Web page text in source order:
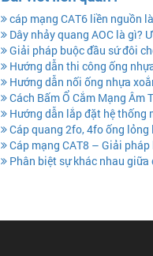
cáp mạng CAT6 liền nguồn
Dây nhảy quang AOC là gì?
Giải pháp buộc đầu sứ đôi
Hướng dẫn thi công ống
Hướng dẫn nối ống nhựa
Cách Bấm Ổ Cắm Mạng Âm
Hướng dẫn lắp đặt hệ thống
Cáp quang 2fo, 4fo ống lỏng
Cáp mạng CAT8 – Giải
Phân biệt sự khác nhau giữa